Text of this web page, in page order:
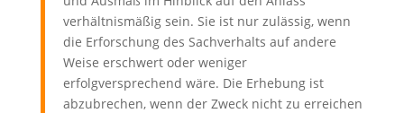
verhältnismäßig sein. Sie ist nur zulässig, wenn
die Erforschung des Sachverhalts auf andere
Weise erschwert oder weniger
erfolgversprechend wäre. Die Erhebung ist
abzubrechen, wenn der Zweck nicht zu erreichen